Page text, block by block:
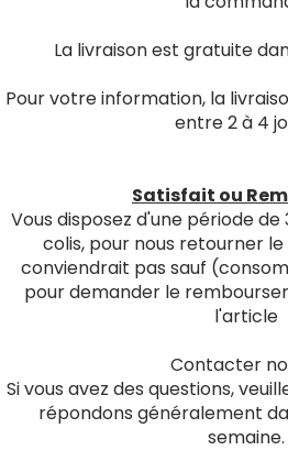
La livraison est gratuite
Pour votre information, la
entre 2 à 4
Satisfait ou
Vous disposez d'une période
colis, pour nous retourner
conviendrait pas sauf
pour demander le
l'article
Contacter
Si vous avez des questions,
répondons généralement
semaine.